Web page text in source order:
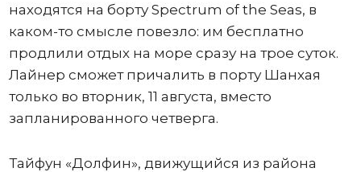
находятся на борту Spectrum of the Seas, в
каком-то смысле повезло: им бесплатно
продлили отдых на море сразу на трое суток.
Лайнер сможет причалить в порту Шанхая
только во вторник, 11 августа, вместо
запланированного четверга.
Тайфун «Долфин», движущийся из района